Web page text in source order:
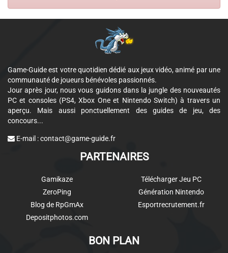
Game-Guide est votre quotidien dédié aux jeux vidéo, animé par une
communauté de joueurs bénévoles passionnés.
Jour après jour, nous vous guidons dans la jungle des nouveautés
PC et consoles (PS4, Xbox One et Nintendo Switch) à travers un
aperçu. Mais aussi ponctuellement des guides de jeu, des
concours...
E-mail :contact@game-guide.fr
PARTENAIRES
Gamikaze
ZeroPing
Blog de RpGmAx
Depositphotos.com
Télécharger Jeu PC
Génération Nintendo
Esportrecrutement.fr
BON PLAN